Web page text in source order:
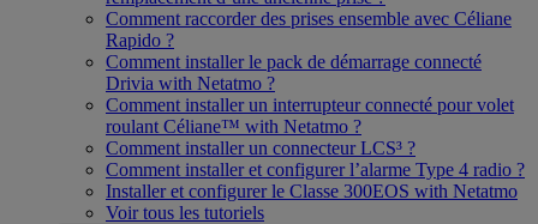
Comment raccorder des prises ensemble avec Céliane
Rapido ?
Comment installer le pack de démarrage connecté
Drivia with Netatmo ?
Comment installer un interrupteur connecté pour volet
roulant Céliane™ with Netatmo ?
Comment installer un connecteur LCS³ ?
Comment installer et configurer l’alarme Type 4 radio ?
Installer et configurer le Classe 300EOS with Netatmo
Voir tous les tutoriels